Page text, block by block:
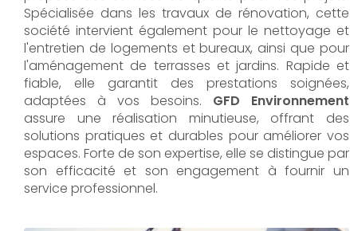
Spécialisée dans les travaux de rénovation, cette
société intervient également pour le nettoyage et
l'entretien de logements et bureaux, ainsi que pour
l'aménagement de terrasses et jardins. Rapide et
fiable, elle garantit des prestations soignées,
adaptées à vos besoins. GFD Environnement
assure une réalisation minutieuse, offrant des
solutions pratiques et durables pour améliorer vos
espaces. Forte de son expertise, elle se distingue par
son efficacité et son engagement à fournir un
service professionnel.